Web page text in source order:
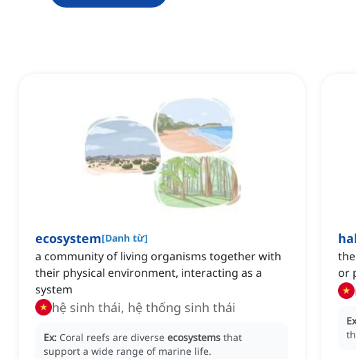
ecosystem[Danh từ]
a community of living organisms together with
their physical environment, interacting as a
system
hệ sinh thái, hệ thống sinh thái
Ex: Coral reefs are diverse ecosystems that
support a wide range of marine life.
or